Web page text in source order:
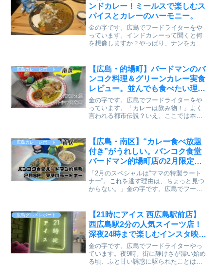
島市中区・吉島西にあ...
ンドカレー！ミールスで楽しむス
パイスとカレーのハーモニー。
金の字です。広島でフードライターをや
っています。インドカレーって聞くと何
を想像しますか？やっぱり、ナンをカレ
インドカレーでも南インドカレー。これ
は全くイメージと異なりま...
広島カレーレポート
【広島・的場町】バードマンのバ
ンコク料理＆グリーンカレー実食
レビュー。並んでも食べたい理由
がある【かえるのピクルスと実食
レビュー】
金の字です。広島でフードライターをや
っています。「カレーは飲み物！」よく
言われる都市伝説？いえ、ここでは本当
コナッツとハーブが混ざり合った香り。
その正体が──バード...
広島カレーレポート
【広島・南区】“カレー食べ放題
付き”がうれしい。バンコク食堂
バードマン的場町店の2月限定ラ
ートナーを実食【かえるのピクル
スと実食レビュー】
「2月のスペシャルは“ママの特製ラート
ナー”。これを逃す理由は、ちょっと見つ
からない。」金の字です。広島でフード
ンコク食堂バードマン的場町店」。この
お店といえば、通常メ...
広島グルメレポート
【21時にアイス 西広島駅前店】
西広島駅2分の人気スイーツ店！
深夜24時まで楽しむインスタ映え
デザート
金の字です。広島でフードライターやっ
ています。夜9時。街に静けさが漂い始め
る頃、ふと甘い誘惑に駆られたことはあ